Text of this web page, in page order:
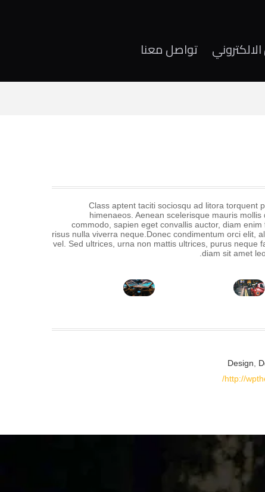
تواصل معنا
Class aptent taciti sociosqu ad litora torquent
himenaeos. Aenean scelerisque mauris
commodo, sapien eget convallis auctor, diam
risus nulla viverra neque.Donec condimentum orci elit,
vel. Sed ultrices, urna non mattis ultrices, purus neque
diam sit amet
Design
http://